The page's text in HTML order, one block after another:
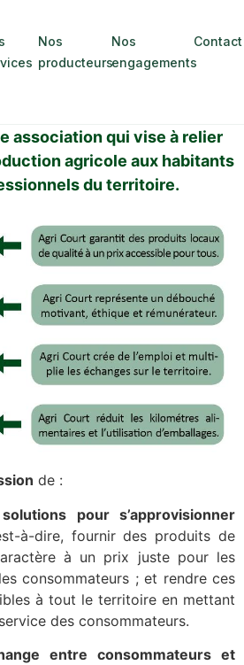
Nos
producteurs
Nos
engagements
Contact
association qui vise à relier
agricole aux habitants
du territoire.
de :
pour s’approvisionner
à-dire, fournir des produits de
à un prix juste pour les
consommateurs ; et rendre ces
à tout le territoire en mettant
des consommateurs.
entre consommateurs et